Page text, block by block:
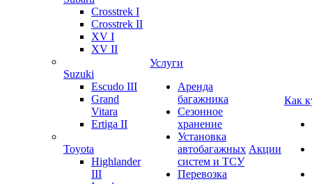
Crosstrek I
Crosstrek II
XV I
XV II
Suzuki
Escudo III
Grand
Vitara
Ertiga II
Toyota
Highlander
III
Услуги
Аренда
багажника
Сезонное
хранение
Установка
автобагажных
систем и ТСУ
Перевозка
Акции
Как